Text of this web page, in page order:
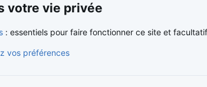
votre vie privée
: essentiels pour faire fonctionner ce site et
vos préférences